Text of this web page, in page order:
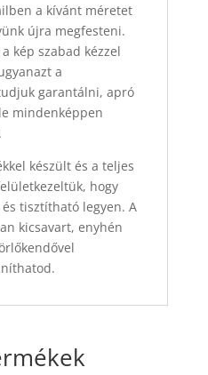
a kívánt méretet
újra megfesteni.
kép szabad kézzel
a
garantálni, apró
mindenképpen
készült és a teljes
hogy
tisztítható legyen. A
kicsavart, enyhén